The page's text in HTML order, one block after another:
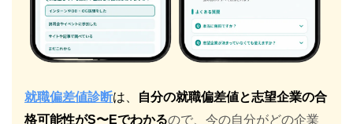
就職偏差値診断は、
自分の就職偏差値と志望企業の合
格可能性がS〜Eでわかるので、今の自分がどの企業